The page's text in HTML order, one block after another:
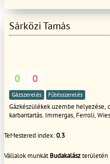
Sárközi Tamás
0 0
Gázszerelés Fűtésszerelés
Gázkészülékek uzembe helyezése,
karbantartàs. Immergas, Ferroli,
TeMestered index:0.3
Vállalok munkátBudakalászterületén